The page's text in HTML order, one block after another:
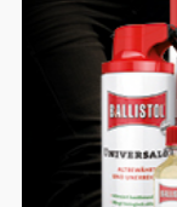
Google
Google